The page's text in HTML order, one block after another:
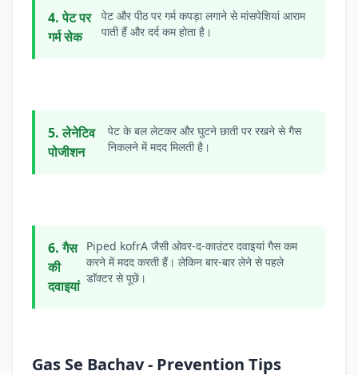
4. पेट पर
गर्म सेक
पेट और पीठ पर गर्म कपड़ा लगाने से मांसपेशियां आराम
पाती हैं और दर्द कम होता है।
5. लेनेटिव
पोजीशन
पेट के बल लेटकर और घुटने छाती पर रखने से गैस
निकलने में मदद मिलती है।
6. गैस
की
दवाइयां
Piped kofrA जैसी ओवर-द-काउंटर दवाइयां गैस कम
करने में मदद करती हैं। लेकिन बार-बार लेने से पहले
डॉक्टर से पूछें।
Gas Se Bachav - Prevention Tips